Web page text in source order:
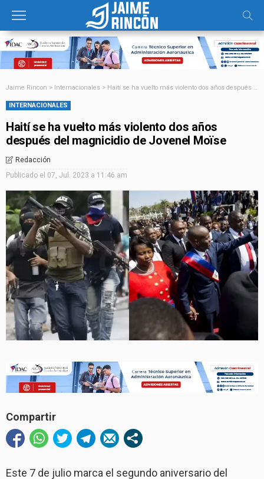
Jaime Rincon > Internacionales > Haití se ha vuelto más violento dos años después del magnicidio de Jovenel Moïse
INTERNACIONALES
Haití se ha vuelto más violento dos años
después del magnicidio de Jovenel Moïse
Redacción
Publicado el 07, Jul. 2023 a 11:46 am
Compartir
Este 7 de julio marca el segundo aniversario del